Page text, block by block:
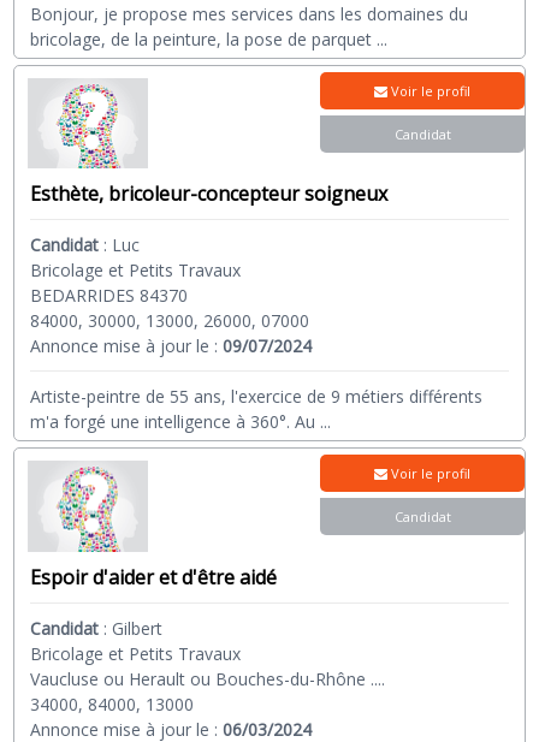
Bonjour, je propose mes services dans les domaines du
bricolage, de la peinture, la pose de parquet ...
Esthète, bricoleur-concepteur soigneux
Candidat : Luc
Bricolage et Petits Travaux
BEDARRIDES 84370
84000, 30000, 13000, 26000, 07000
Annonce mise à jour le :09/07/2024
Artiste-peintre de 55 ans, l'exercice de 9 métiers différents
m'a forgé une intelligence à 360°. Au ...
Voir le profil
Candidat
Espoir d'aider et d'être aidé
Candidat : Gilbert
Bricolage et Petits Travaux
Vaucluse ou Herault ou Bouches-du-Rhône ....
34000, 84000, 13000
Annonce mise à jour le :06/03/2024
Voir le profil
Candidat